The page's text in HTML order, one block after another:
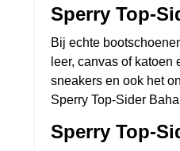
Sperry Top-
Bij echte
leer, canvas of
sneakers en ook het
Sperry Top-Sider
Sperry Top-